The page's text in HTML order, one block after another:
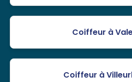
Coiffeur à
Coiffeur à